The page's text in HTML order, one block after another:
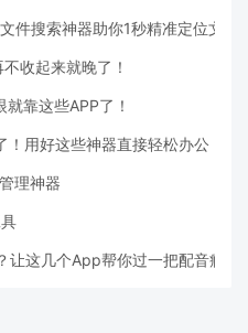
件搜索神器助你1秒精准定位文件
收起来就晚了！
靠这些APP了！
！用好这些神器直接轻松办公
理神器
这几个App帮你过一把配音瘾